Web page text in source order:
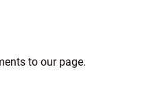
to our page.